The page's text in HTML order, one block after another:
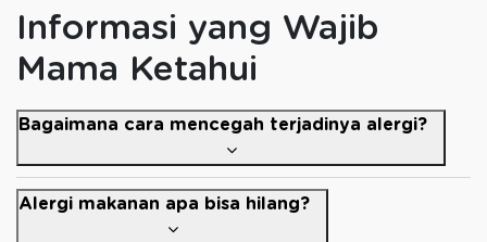
Informasi yang Wajib
Mama Ketahui
Bagaimana cara mencegah terjadinya alergi?
Alergi makanan apa bisa hilang?